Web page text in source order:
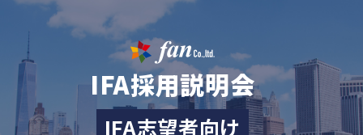
IFA採用説明会
IFA志望者向け